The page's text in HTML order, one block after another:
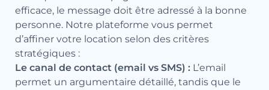
efficace, le message doit être adressé à la bonne
personne. Notre plateforme vous permet
d’affiner votre location selon des critères
stratégiques :
Le canal de contact (email vs SMS) : L’email
permet un argumentaire détaillé, tandis que le